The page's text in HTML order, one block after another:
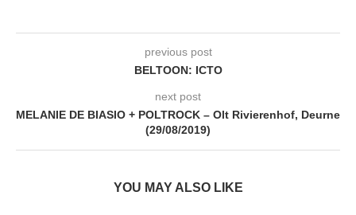
previous post
BELTOON: ICTO
next post
MELANIE DE BIASIO + POLTROCK – Olt Rivierenhof, Deurne
(29/08/2019)
YOU MAY ALSO LIKE